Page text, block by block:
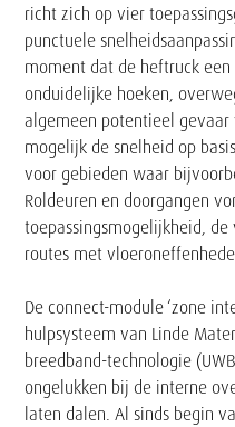
richt zich op vier
punctuele
moment dat de heftruck
onduidelijke hoeken,
algemeen potentieel
mogelijk de snelheid op
voor gebieden waar
Roldeuren en doorgangen
toepassingsmogelijkheid,
routes met
De connect-module ‘zone
hulpsysteem van Linde
breedband-technologie
ongelukken bij de interne
laten dalen. Al sinds begin